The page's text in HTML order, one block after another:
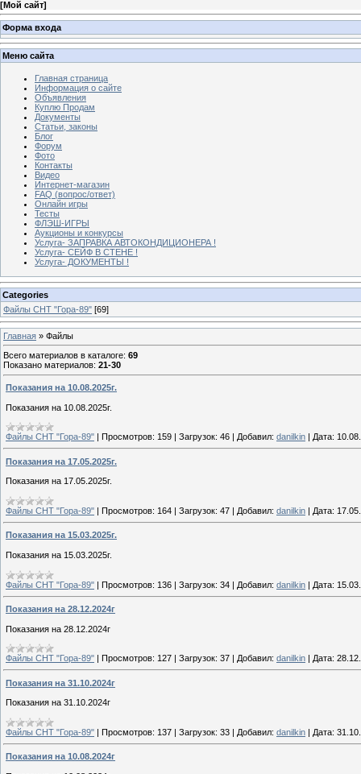
[Мой сайт]
Форма входа
Меню сайта
Главная страница
Информация о сайте
Объявления
Куплю Продам
Документы
Статьи, законы
Блог
Форум
Фото
Контакты
Видео
Интернет-магазин
FAQ (вопрос/ответ)
Онлайн игры
Тесты
ФЛЭШ-ИГРЫ
Аукционы и конкурсы
Услуга- ЗАПРАВКА АВТОКОНДИЦИОНЕРА !
Услуга- СЕЙФ В СТЕНЕ !
Услуга- ДОКУМЕНТЫ !
Categories
Файлы СНТ "Гора-89" [69]
Главная » Файлы
Всего материалов в каталоге: 69
Показано материалов: 21-30
Показания на 10.08.2025г.
Показания на 10.08.2025г.
Файлы СНТ "Гора-89" Просмотров: 159 Загрузок: 46 Добавил: danilkin Дата:
Показания на 17.05.2025г.
Показания на 17.05.2025г.
Файлы СНТ "Гора-89" | Просмотров: 164 | Загрузок: 47 | Добавил: danilkin | Дата:
Показания на 15.03.2025г.
Показания на 15.03.2025г.
Файлы СНТ "Гора-89" | Просмотров: 136 | Загрузок: 34 | Добавил: danilkin | Дата:
Показания на 28.12.2024г
Показания на 28.12.2024г
Файлы СНТ "Гора-89" Просмотров: 127 Загрузок: 37 Добавил: danilkin Дата:
Показания на 31.10.2024г
Показания на 31.10.2024г
Файлы СНТ "Гора-89" | Просмотров: 137 | Загрузок: 33 | Добавил: danilkin | Дата:
Показания на 10.08.2024г